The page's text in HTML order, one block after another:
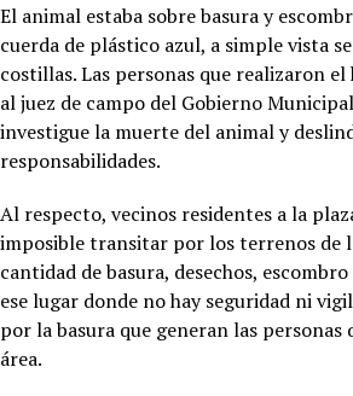
El animal estaba sobre basura y
cuerda de plástico azul, a simple vista
costillas. Las personas que realizaron
al juez de campo del Gobierno
investigue la muerte del animal y
responsabilidades.
Al respecto, vecinos residentes a la
imposible transitar por los terrenos de
cantidad de basura, desechos,
ese lugar donde no hay seguridad ni
por la basura que generan las personas
área.